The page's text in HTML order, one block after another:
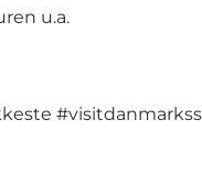
u.a.